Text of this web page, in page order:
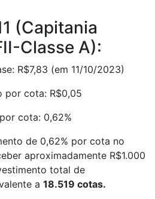
(Capitania
Classe A):
R$7,83 (em 11/10/2023)
por cota: R$0,05
cota: 0,62%
de 0,62% por cota no
aproximadamente R$1.000
total de
a 18.519 cotas.